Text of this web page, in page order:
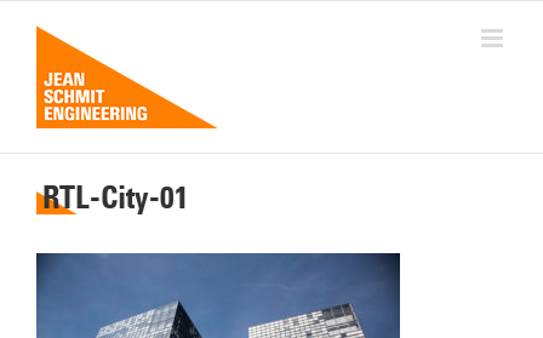
contenu
RTL-City-01